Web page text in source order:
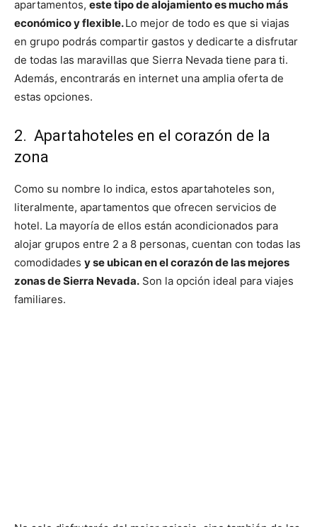
apartamentos, este tipo de alojamiento es mucho más
económico y flexible.Lo mejor de todo es que si viajas
en grupo podrás compartir gastos y dedicarte a disfrutar
de todas las maravillas que Sierra Nevada tiene para ti.
Además, encontrarás en internet una amplia oferta de
estas opciones.
2. Apartahoteles en el corazón de la
zona
Como su nombre lo indica, estos apartahoteles son,
literalmente, apartamentos que ofrecen servicios de
hotel. La mayoría de ellos están acondicionados para
alojar grupos entre 2 a 8 personas, cuentan con todas las
comodidades y se ubican en el corazón de las mejores
zonas de Sierra Nevada. Son la opción ideal para viajes
familiares.